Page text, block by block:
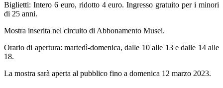
Biglietti: Intero 6 euro, ridotto 4 euro. Ingresso gratuito per i minori
di 25 anni.
Mostra inserita nel circuito di Abbonamento Musei.
Orario di apertura: martedì-domenica, dalle 10 alle 13 e dalle 14 alle
18.
La mostra sarà aperta al pubblico fino a domenica 12 marzo 2023.